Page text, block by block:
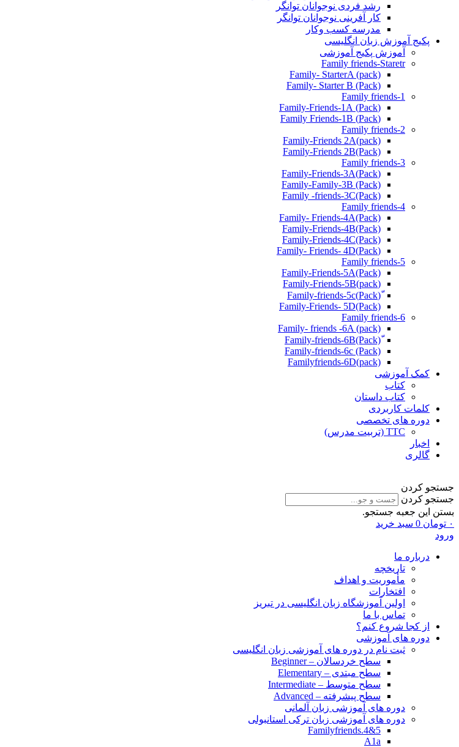
رشد فردی نوجوانان توانگر
کار آفرینی نوجوانان توانگر
مدرسه کسب وکار
پکیج آموزش زبان انگلیسی
آموزش پکیج آموزشی
Family friends-Staretr
Family- StarterA (pack)
Family- Starter B (Pack)
Family friends-1
(Pack) Family-Friends-1A
(Pack) Family Friends-1B
Family friends-2
Family-Friends 2A(pack)
Family-Friends 2B(Pack)
Family friends-3
(Pack)Family-Friends-3A
Family-Family-3B (Pack)
Family -friends-3C(Pack)
Family friends-4
Family- Friends-4A(Pack)
Family-Friends-4B(Pack)
Family-Friends-4C(Pack)
(Pack)Family- Friends- 4D
Family friends-5
Family-Friends-5A(Pack)
(pack)Family-Friends-5B
ّ(Pack)Family-friends-5c
Family-Friends- 5D(Pack)
Family friends-6
Family- friends -6A (pack)
Family-friends-6c (Pack)
Familyfriends-6D(pack)
کمک آموزشی
کتاب
کتاب داستان
کلمات کاربردی
دوره های تخصصی
TTC (تربیت مدرس)
اخبار
گالری
جستجو کردن
جستجو کردن
بستن این جعبه جستجو.
۰ تومان 0 سبد خرید
ورود
درباره ما
تاریخچه
مأموریت و اهداف
افتخارات
اولین آموزشگاه زبان انگلیسی در تبریز
تماس با ما
از کجا شروع کنم؟
دوره های آموزشی
ثبت نام در دوره های آموزشی زبان انگلیسی
سطح خردسالان – Beginner
سطح مبتدی – Elementary
سطح متوسط – Intermediate
سطح پیشرفته – Advanced
دوره های آموزشی زبان آلمانی
دوره های آموزشی زبان ترکی استانبولی
Familyfriends.4&5
A1a